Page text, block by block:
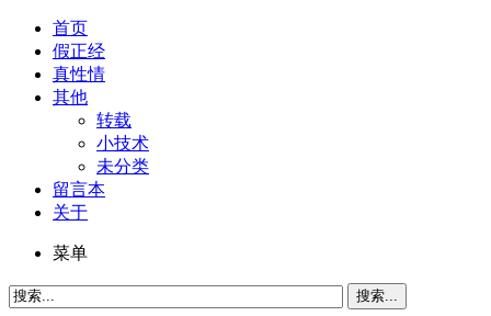
首页
假正经
真性情
其他
转载
小技术
未分类
留言本
关于
菜单